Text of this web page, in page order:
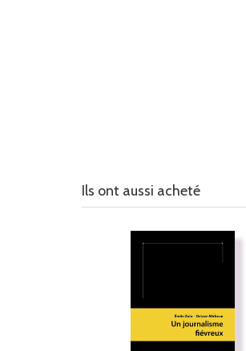
Ils ont aussi acheté